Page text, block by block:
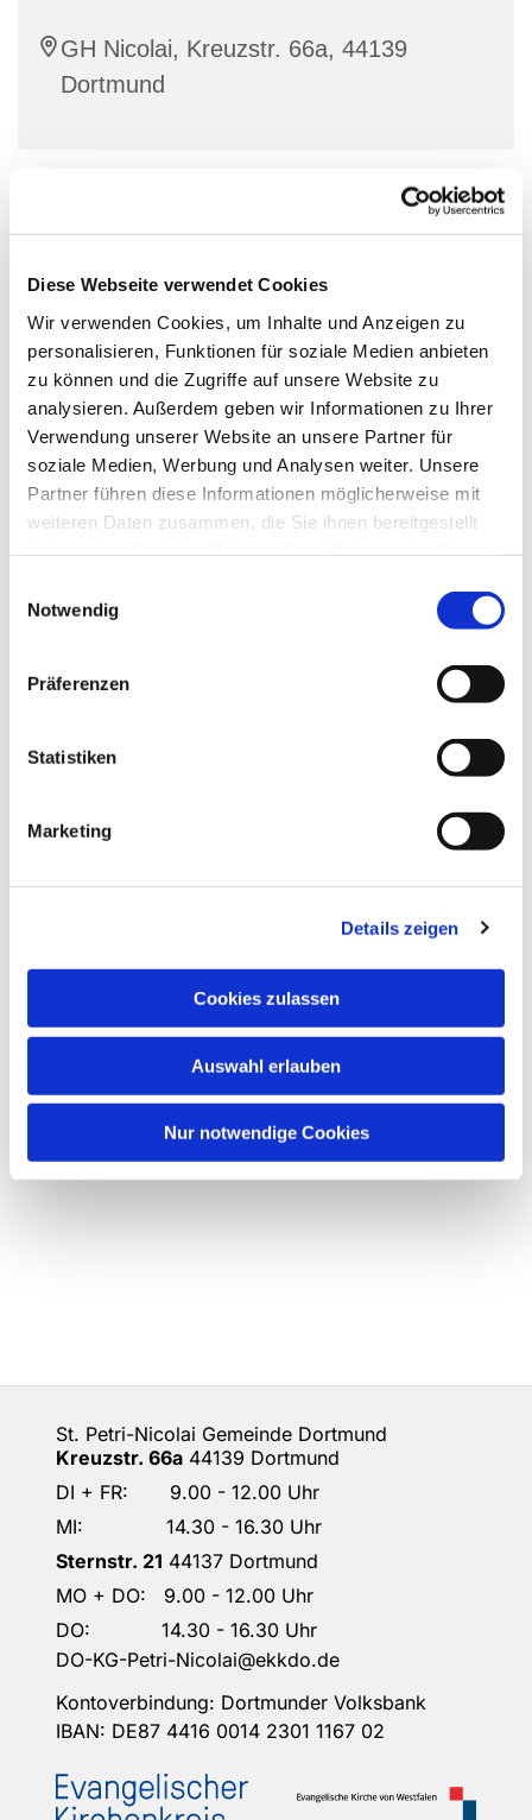
Diese Webseite verwendet Cookies
Wir verwenden Cookies, um Inhalte und Anzeigen zu
personalisieren, Funktionen für soziale Medien anbieten
zu können und die Zugriffe auf unsere Website zu
analysieren. Außerdem geben wir Informationen zu Ihrer
Verwendung unserer Website an unsere Partner für
soziale Medien, Werbung und Analysen weiter. Unsere
Partner führen diese Informationen möglicherweise mit
weiteren Daten zusammen, die Sie ihnen bereitgestellt
Notwendig
Präferenzen
Statistiken
Marketing
Details zeigen
Cookies zulassen
Auswahl erlauben
Nur notwendige Cookies
GH Nicolai, Kreuzstr. 66a, 44139
Dortmund
Dies könnte Sie auch
St. Petri-Nicolai Gemeinde Dortmund
Kreuzstr. 66a 44139 Dortmund
DI + FR: 9.00 - 12.00 Uhr
MI: 14.30 - 16.30 Uhr
Sternstr. 21 44137 Dortmund
MO + DO: 9.00 - 12.00 Uhr
DO: 14.30 - 16.30 Uhr
DO-KG-Petri-Nicolai@ekkdo.de
Kontoverbindung: Dortmunder Volksbank
IBAN: DE87 4416 0014 2301 1167 02